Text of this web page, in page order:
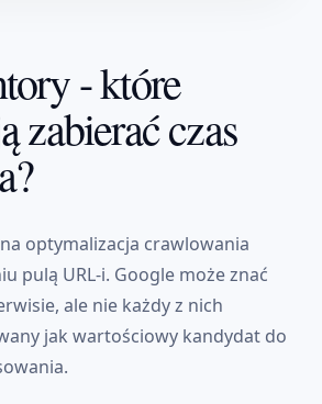
- które
zabierać czas
optymalizacja crawlowania
pulą URL-i. Google może znać
ale nie każdy z nich
jak wartościowy kandydat do